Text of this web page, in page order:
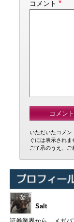
コメント *
いただいたコメ
ぐには表示されま
ご了承のうえ、ご
Salt